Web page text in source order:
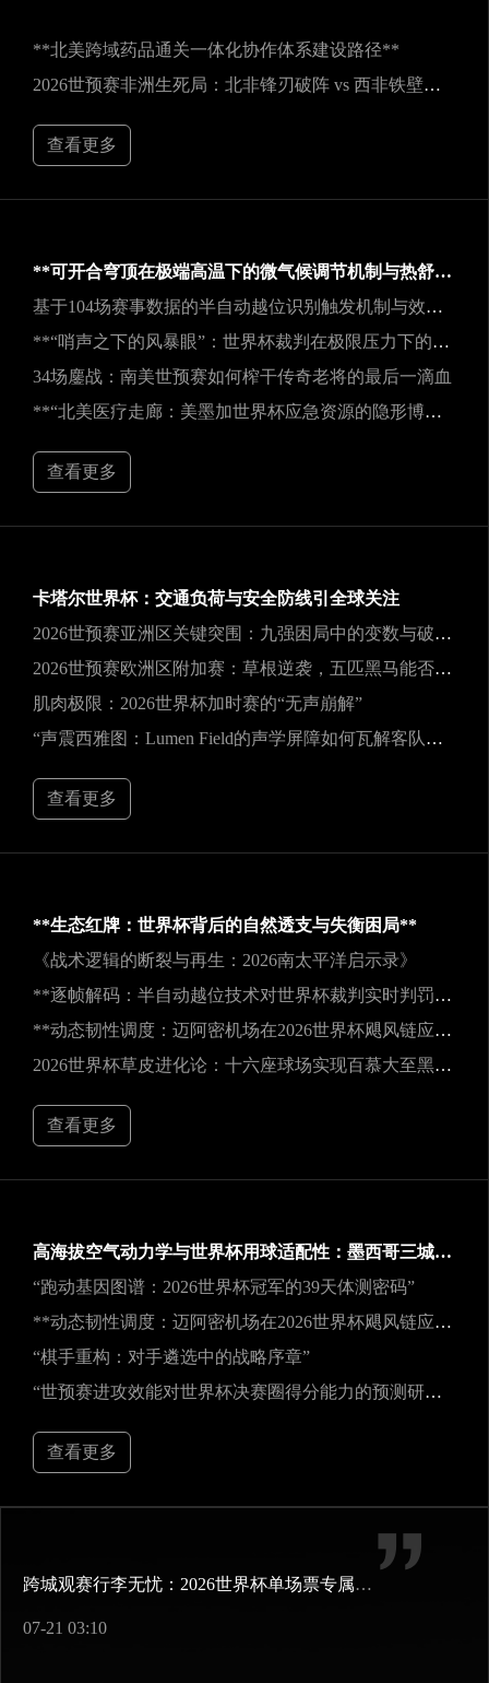
**北美跨域药品通关一体化协作体系建设路径**
2026世预赛非洲生死局：北非锋刃破阵 vs 西非铁壁封喉
查看更多
**可开合穹顶在极端高温下的微气候调节机制与热舒适性效能评估——以SoFi Stadium为例**
基于104场赛事数据的半自动越位识别触发机制与效能实证研究
**“哨声之下的风暴眼”：世界杯裁判在极限压力下的神经与生理共振解析**
34场鏖战：南美世预赛如何榨干传奇老将的最后一滴血
**“北美医疗走廊：美墨加世界杯应急资源的隐形博弈”**
查看更多
卡塔尔世界杯：交通负荷与安全防线引全球关注
2026世预赛亚洲区关键突围：九强困局中的变数与破局之道
2026世预赛欧洲区附加赛：草根逆袭，五匹黑马能否撕裂旧格局？
肌肉极限：2026世界杯加时赛的“无声崩解”
“声震西雅图：Lumen Field的声学屏障如何瓦解客队进攻，与2026世界杯的降噪博弈”
查看更多
**生态红牌：世界杯背后的自然透支与失衡困局**
《战术逻辑的断裂与再生：2026南太平洋启示录》
**逐帧解码：半自动越位技术对世界杯裁判实时判罚决策的重塑**
**动态韧性调度：迈阿密机场在2026世界杯飓风链应急中的中枢重构**
2026世界杯草皮进化论：十六座球场实现百慕大至黑麦草的生态跃迁
查看更多
高海拔空气动力学与世界杯用球适配性：墨西哥三城实地验证研究
“跑动基因图谱：2026世界杯冠军的39天体测密码”
**动态韧性调度：迈阿密机场在2026世界杯飓风链应急中的中枢重构**
“棋手重构：对手遴选中的战略序章”
“世预赛进攻效能对世界杯决赛圈得分能力的预测研究——以2026年美加墨世界杯为例”
查看更多
跨城观赛行李无忧：2026世界杯单场票专属行李“门到门”跨城速达方案
07-21 03:10